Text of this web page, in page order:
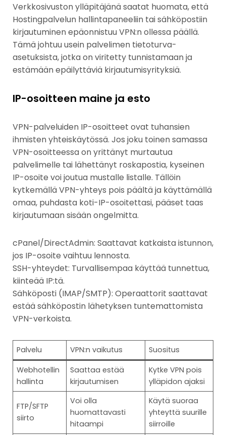
Verkkosivuston ylläpitäjänä saatat huomata, että
Hostingpalvelun hallintapaneeliin tai sähköpostiin
kirjautuminen epäonnistuu VPN:n ollessa päällä.
Tämä johtuu usein palvelimen tietoturva-
asetuksista, jotka on viritetty tunnistamaan ja
estämään epäilyttäviä kirjautumisyrityksiä.
IP-osoitteen maine ja esto
VPN-palveluiden IP-osoitteet ovat tuhansien
ihmisten yhteiskäytössä. Jos joku toinen samassa
VPN-osoitteessa on yrittänyt murtautua
palvelimelle tai lähettänyt roskapostia, kyseinen
IP-osoite voi joutua mustalle listalle. Tällöin
kytkemällä VPN-yhteys pois päältä ja käyttämällä
omaa, puhdasta koti-IP-osoitettasi, pääset taas
kirjautumaan sisään ongelmitta.
cPanel/DirectAdmin: Saattavat katkaista istunnon,
jos IP-osoite vaihtuu lennosta.
SSH-yhteydet: Turvallisempaa käyttää tunnettua,
kiinteää IP:tä.
Sähköposti (IMAP/SMTP): Operaattorit saattavat
estää sähköpostin lähetyksen tuntemattomista
VPN-verkoista.
Palvelu VPN:n vaikutus
Suositus
Webhotellin
hallinta
Saattaa estää
kirjautumisen
Kytke VPN pois
ylläpidon ajaksi
FTP/SFTP
siirto
Voi olla
huomattavasti
hitaampi
Käytä suoraa
yhteyttä suurille
siirroille